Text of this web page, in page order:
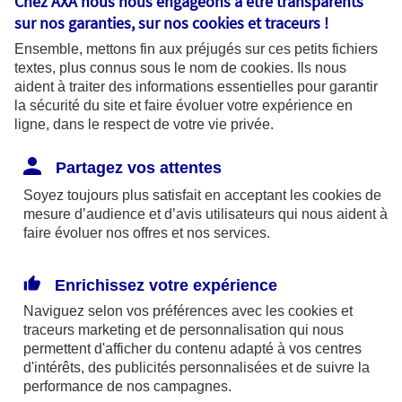
Régime de protection dédié aux personnes
salariées et non-salariées des professions agricoles,
la MSA regroupe les différentes branches de la
Sécurité sociale (en matière d’accidents du travail,
à une CPAM et propose donc les services d’un
« guichet unique ». En France, plusieurs dizaines de
caisses locales de la MSA sont présentes afin de
personnes du secteur agricole.
La MSA répond aux besoins des personnes
salariées et non-salariées des professions
agricoles
sur nos garanties, sur noscookies et traceurs !
Ensemble, mettons fin aux préjugés sur ces petits fichiers
textes, plus connus sous le nom de cookies. Ils nous
aident à traiter des informations essentielles pour garantir
la sécurité du site et faire évoluer votre expérience en
ligne, dans le respect de votre vie privée.
Partagez vos attentes
Soyez toujours plus satisfait en acceptant les cookies de
mesure d’audience et d’avis utilisateurs qui nous aident à
faire évoluer nos offres et nos services.
Enrichissez votre expérience
Naviguez selon vos préférences avec les cookies et
traceurs marketing et de personnalisation qui nous
permettent d'afficher du contenu adapté à vos centres
d'intérêts, des publicités personnalisées et de suivre la
performance de nos campagnes.